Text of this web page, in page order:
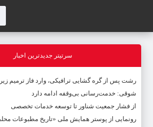
سرتیتر جدیدترین اخبار
رشت پس از گره گشایی ترافیکی، وارد فاز ترمیم
شوقی: خدمت‌رسانی بی‌وقفه ادامه دارد
از فشار جمعیت شناور تا توسعه خدمات تخصصی
رونمایی از پوستر همایش ملی «تاریخ مطبوعات محلی